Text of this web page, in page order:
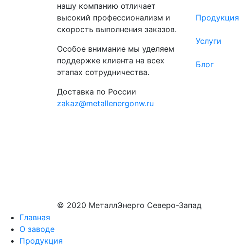
нашу компанию отличает
высокий профессионализм и
скорость выполнения заказов.
Особое внимание мы уделяем
поддержке клиента на всех
этапах сотрудничества.
Доставка по России
zakaz@metallenergonw.ru
Продукция
Услуги
Блог
© 2020 МеталлЭнерго Северо-Запад
Главная
О заводе
Продукция